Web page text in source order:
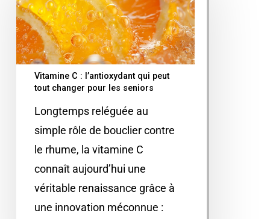
Vitamine C : l’antioxydant qui peut
tout changer pour les seniors
Longtemps reléguée au
simple rôle de bouclier contre
le rhume, la vitamine C
connaît aujourd’hui une
véritable renaissance grâce à
une innovation méconnue :